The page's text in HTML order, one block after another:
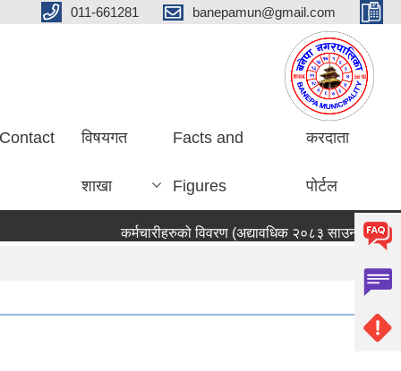
011-661281 banepamun@gmail.com
Contact विषयगत
शाखा
Facts and
Figures
करदाता
पोर्टल
कर्मचारीहरुको विवरण (अद्यावधिक २०८३ साउन ०५ गते)